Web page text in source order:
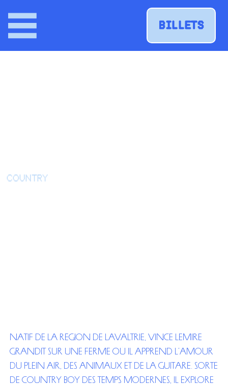
BILLETS
Natif de la région de Lavaltrie, Vince Lemire
grandit sur une ferme où il apprend l’amour
du plein air, des animaux et de la guitare. Sorte
de country boy des temps modernes, il explore
COUNTRY